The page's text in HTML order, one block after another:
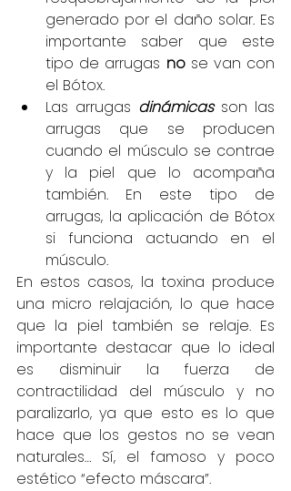
generado por el daño solar. Es
importante saber que este
tipo de arrugas no se van con
el Bótox.
Las arrugas dinámicas son las
arrugas que se producen
cuando el músculo se contrae
y la piel que lo acompaña
también. En este tipo de
arrugas, la aplicación de Bótox
si funciona actuando en el
músculo.
En estos casos, la toxina produce
una micro relajación, lo que hace
que la piel también se relaje. Es
importante destacar que lo ideal
es disminuir la fuerza de
contractilidad del músculo y no
paralizarlo, ya que esto es lo que
hace que los gestos no se vean
naturales… Sí, el famoso y poco
estético “efecto máscara”.